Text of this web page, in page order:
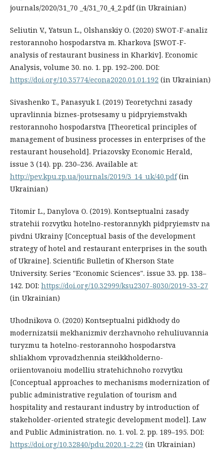
journals/2020/31_70 _4/31_70_4_2.pdf (in Ukrainian)
Seliutin V., Yatsun L., Olshanskiy О. (2020) SWOT-F-analiz
restorannoho hospodarstva m. Kharkova [SWOT-F-
analysis of restaurant business in Kharkiv]. Economic
Analysis, volume 30. no. 1. pр. 192–200. DOI:
https://doi.org/10.35774/econa2020.01.01.192 (in Ukrainian)
Sivashenko T., Panasyuk I. (2019) Teoretychni zasady
upravlinnia biznes-protsesamy u pidpryiemstvakh
restorannoho hospodarstva [Theoretical principles of
management of business processes in enterprises of the
restaurant household]. Priazovsky Economic Herald,
issue 3 (14). pр. 230–236. Available at:
http://pev.kpu.zp.ua/journals/2019/3_14_uk/40.pdf(in
Ukrainian)
Titomir L., Danylova O. (2019). Kontseptualni zasady
stratehii rozvytku hotelno-restorannykh pidpryiemstv na
pivdni Ukrainy [Conceptual basis of the development
strategy of hotel and restaurant enterprises in the south
of Ukraine]. Scientific Bulletin of Kherson State
University. Series "Economic Sciences". issue 33. pр. 138–
142. DOI: https://doi.org/10.32999/ksu2307-8030/2019-33-27
(in Ukrainian)
Uhodnikova O. (2020) Kontseptualni pidkhody do
modernizatsii mekhanizmiv derzhavnoho rehuliuvannia
turyzmu ta hotelno-restorannoho hospodarstva
shliakhom vprovadzhennia steikkholderno-
oriientovanoiu modelliu stratehichnoho rozvytku
[Conceptual approaches to mechanisms modernization of
public administrative regulation of tourism and
hospitality and restaurant industry by introduction of
stakeholder-oriented strategic development model]. Law
and Public Administration. no. 1. vol. 2. pр. 189–195. DOI:
https://doi.org/10.32840/pdu.2020.1-2.29 (in Ukrainian)